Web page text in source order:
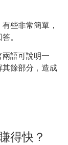
些非常簡單，
。
語可說明一
餘部分，造成
得快？